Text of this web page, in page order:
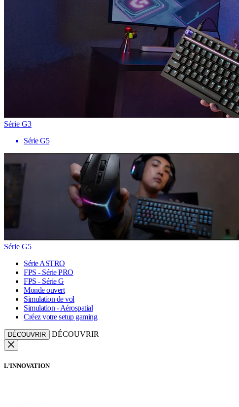
Série G3
Série G5
Série G5
Série ASTRO
FPS - Série PRO
FPS - Série G
Monde ouvert
Simulation de vol
Simulation - Aérospatial
Créez votre setup gaming
DÉCOUVRIR DÉCOUVRIR
L’INNOVATION